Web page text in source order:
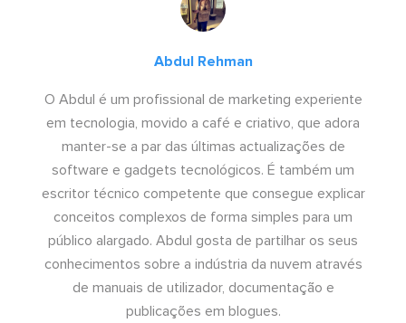
Abdul Rehman
O Abdul é um profissional de marketing experiente
em tecnologia, movido a café e criativo, que adora
manter-se a par das últimas actualizações de
software e gadgets tecnológicos. É também um
escritor técnico competente que consegue explicar
conceitos complexos de forma simples para um
público alargado. Abdul gosta de partilhar os seus
conhecimentos sobre a indústria da nuvem através
de manuais de utilizador, documentação e
publicações em blogues.